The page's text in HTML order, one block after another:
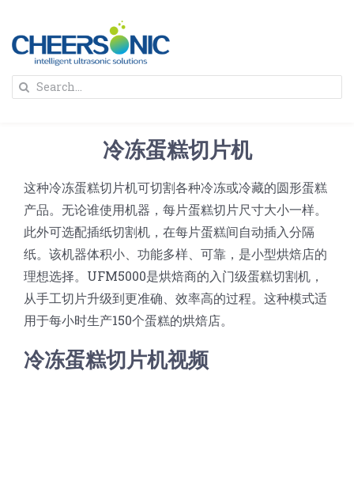
content
蛋糕切割机
圆蛋糕切割机
蛋糕切块机
蛋糕切片机
奶酪切片
圆形奶酪切片
块状奶酪切片
三明治/披萨/寿司切割
披萨切割机
面团
超声波设备
公司新闻
关于我们
人才招聘
联系我们
Search
冷冻蛋糕切片机
这种冷冻蛋糕切片机可切割各种冷冻或冷藏的圆形蛋糕
产品。无论谁使用机器，每片蛋糕切片尺寸大小一样。
此外可选配插纸切割机，在每片蛋糕间自动插入分隔
纸。该机器体积小、功能多样、可靠，是小型烘焙店的
理想选择。UFM5000是烘焙商的入门级蛋糕切割机，
从手工切片升级到更准确、效率高的过程。这种模式适
用于每小时生产150个蛋糕的烘焙店。
冷冻蛋糕切片机视频